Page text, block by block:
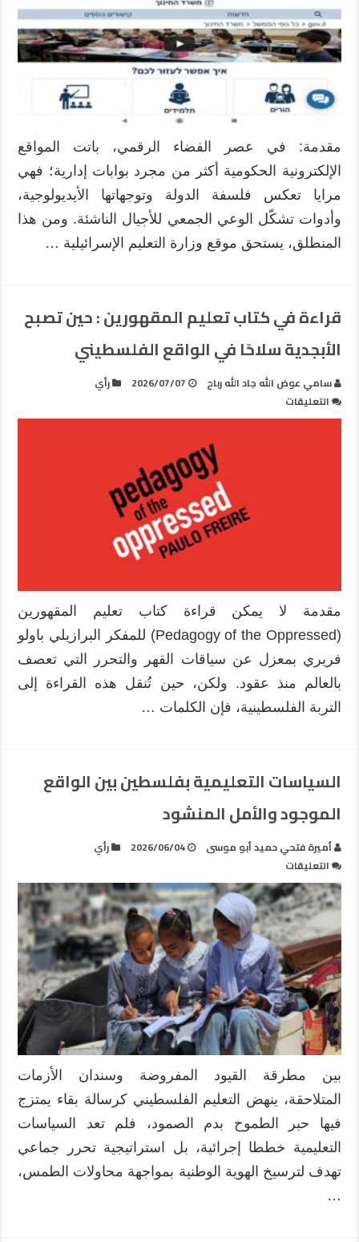
التعليم
الإسرائيلية:
بين
الرواية
الرسمية
وإشكاليات
مغلقة
مقدمة: في عصر الفضاء الرقمي، باتت المواقع
الإلكترونية الحكومية أكثر من مجرد بوابات إدارية؛ فهي
مرايا تعكس فلسفة الدولة وتوجهاتها الأيديولوجية،
وأدوات تشكّل الوعي الجمعي للأجيال الناشئة. ومن هذا
المنطلق، يستحق موقع وزارة التعليم الإسرائيلية …
قراءة في كتاب تعليم المقهورين : حين تصبح
الأبجدية سلاحًا في الواقع الفلسطيني
سامي عوض الله جاد الله رباح 2026/07/07
رأي
التعليقات
قراءة
في
الواقع
الفلسطيني
مغلقة
مقدمة لا يمكن قراءة كتاب تعليم المقهورين
(Pedagogy of the Oppressed) للمفكر البرازيلي باولو
فريري بمعزل عن سياقات القهر والتحرر التي تعصف
بالعالم منذ عقود. ولكن، حين تُنقل هذه القراءة إلى
التربة الفلسطينية، فإن الكلمات …
السياسات التعليمية بفلسطين بين الواقع
الموجود والأمل المنشود
أميرة فتحي حميد أبو موسى 2026/06/04
رأي
التعليقات
السياسات
التعليمية
بفلسطين
بين
الواقع
الموجود
والأمل
المنشود
مغلقة
بين مطرقة القيود المفروضة وسندان الأزمات
المتلاحقة، ينهض التعليم الفلسطيني كرسالة بقاء يمتزج
فيها حبر الطموح بدم الصمود، فلم تعد السياسات
التعليمية خططا إجرائية، بل استراتيجية تحرر جماعي
تهدف لترسيخ الهوية الوطنية بمواجهة محاولات الطمس،
…